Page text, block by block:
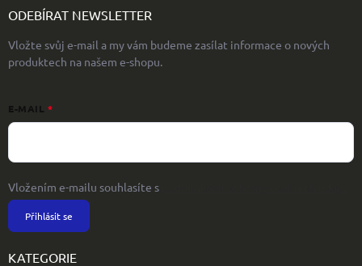
ODEBÍRAT NEWSLETTER
Vložte svůj e-mail a my vám budeme zasílat informace o nových
produktech na našem e-shopu.
E-MAIL
Vložením e-mailu souhlasíte s
Přihlásit se
KATEGORIE